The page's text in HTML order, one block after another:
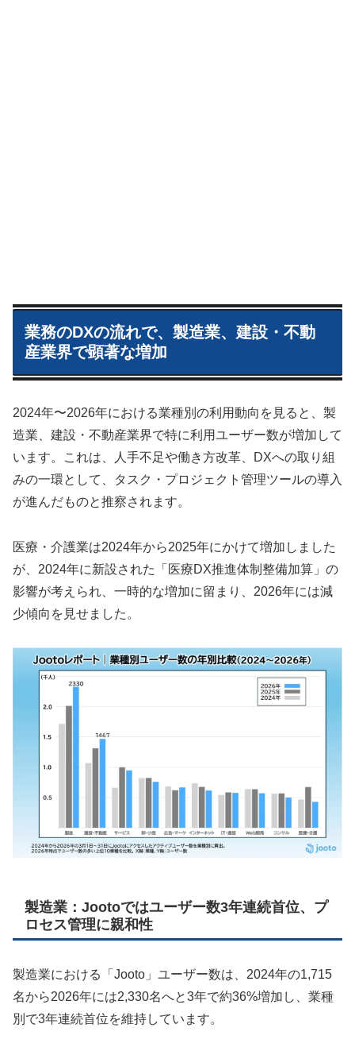
業務のDXの流れで、製造業、建設・不動
産業界で顕著な増加
2024年〜2026年における業種別の利用動向を見ると、製
造業、建設・不動産業界で特に利用ユーザー数が増加して
います。これは、人手不足や働き方改革、DXへの取り組
みの一環として、タスク・プロジェクト管理ツールの導入
が進んだものと推察されます。
医療・介護業は2024年から2025年にかけて増加しました
が、2024年に新設された「医療DX推進体制整備加算」の
影響が考えられ、一時的な増加に留まり、2026年には減
少傾向を見せました。
製造業：Jootoではユーザー数3年連続首位、プ
ロセス管理に親和性
製造業における「Jooto」ユーザー数は、2024年の1,715
名から2026年には2,330名へと3年で約36%増加し、業種
別で3年連続首位を維持しています。